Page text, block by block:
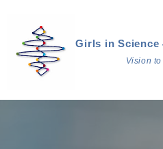
Girls in Science
Vision